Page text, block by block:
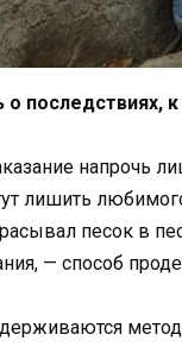
о
напрочь
лишить
песок в
— способ